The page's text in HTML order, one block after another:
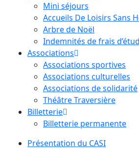
Mini séjours
Accueils De Loisirs Sans
Arbre de Noël
Indemnités de frais
Associations
Associations sportives
Associations culturelles
Associations de solidarité
Théâtre Traversière
Billetterie
Billetterie permanente
Présentation du CASI